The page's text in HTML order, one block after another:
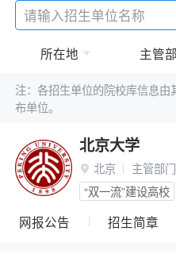
所在地 主管
注：各招生单位的院校库信息
布单位。
北京大学
 北京 主管部门
“双一流”建设高校
网报公告 招生简章